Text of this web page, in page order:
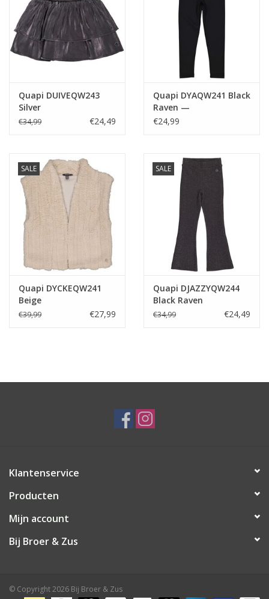
Quapi DUIVEQW243
Silver
€34,99 €24,49
Quapi DYAQW241 Black
Raven —
€24,99
SALE
Quapi DYCKEQW241
Beige
€39,99 €27,99
SALE
Quapi DJAZZYQW244
Black Raven
feestcollectie
€34,99 €24,49
Klantenservice
Producten
Mijn account
Bij Broer & Zus
© Copyright 2026 Bij Broer & Zus